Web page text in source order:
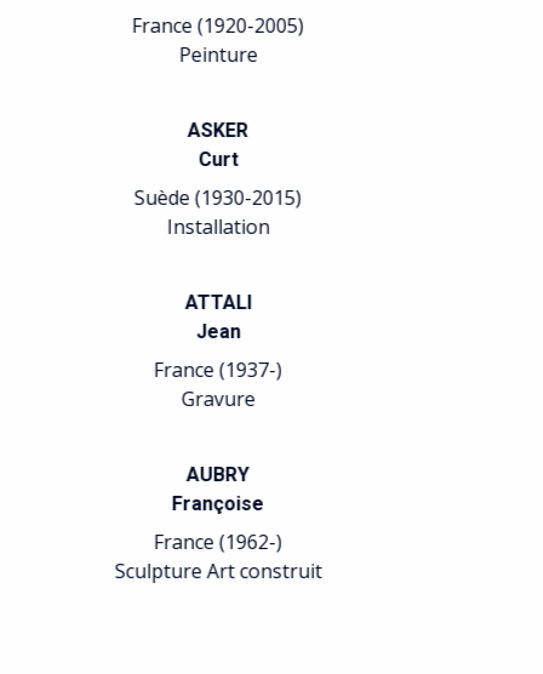
Hans
Allemagne France (1902-
avec le Surréalisme.
BELLONI
Sculpture
BENSASSON
BERNARD